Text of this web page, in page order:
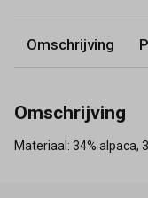
Omschrijving
Omschrijving
Materiaal: 34% alpaca,